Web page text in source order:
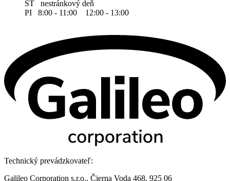
ŠT nestránkový deň
PI 8:00 - 11:00 12:00 - 13:00
Technický prevádzkovateľ:
Galileo Corporation s.r.o., Čierna Voda 468, 925 06